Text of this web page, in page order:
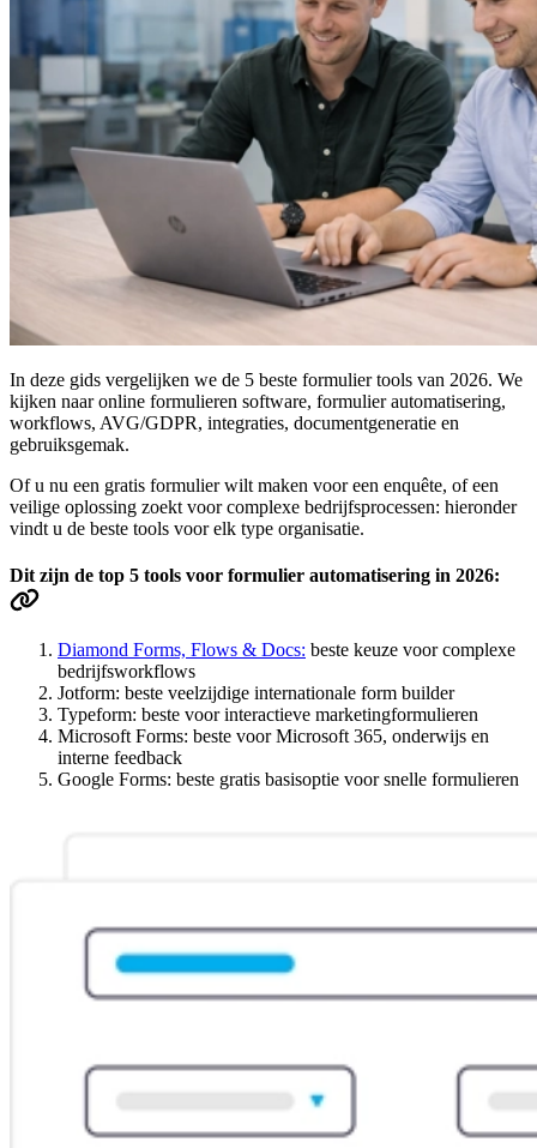
In deze gids vergelijken we de 5 beste formulier tools van 2026. We
kijken naar online formulieren software, formulier automatisering,
workflows, AVG/GDPR, integraties, documentgeneratie en
gebruiksgemak.
Of u nu een gratis formulier wilt maken voor een enquête, of een
veilige oplossing zoekt voor complexe bedrijfsprocessen: hieronder
vindt u de beste tools voor elk type organisatie.
Dit zijn de top 5 tools voor formulier automatisering in 2026:
Diamond Forms, Flows & Docs: beste keuze voor complexe
bedrijfsworkflows
Jotform: beste veelzijdige internationale form builder
Typeform: beste voor interactieve marketingformulieren
Microsoft Forms: beste voor Microsoft 365, onderwijs en
interne feedback
Google Forms: beste gratis basisoptie voor snelle formulieren